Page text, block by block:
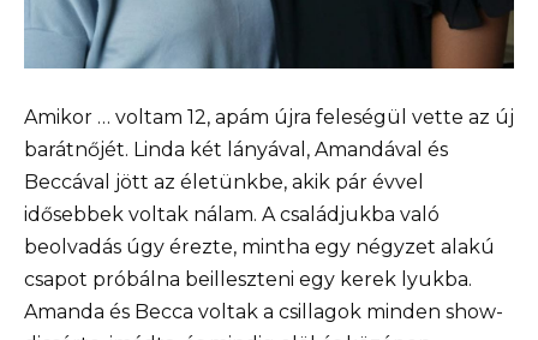
Amikor … voltam 12, apám újra feleségül vette az új
barátnőjét. Linda két lányával, Amandával és
Beccával jött az életünkbe, akik pár évvel
idősebbek voltak nálam. A családjukba való
beolvadás úgy érezte, mintha egy négyzet alakú
csapot próbálna beilleszteni egy kerek lyukba.
Amanda és Becca voltak a csillagok minden show-